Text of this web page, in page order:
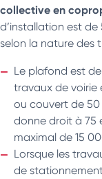
collective en
d’installation est
selon la nature des
Le plafond est
travaux de voirie
ou couvert de
donne droit à 75
maximal de 15
Lorsque les
de